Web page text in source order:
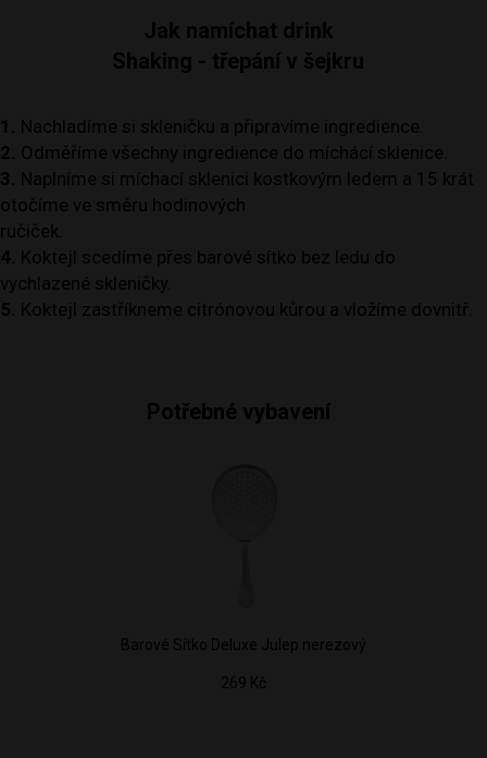
Jak namíchat drink
Shaking - třepání v šejkru
1. Nachladíme si skleničku a připravíme ingredience.
2. Odměříme všechny ingredience do míchácí sklenice.
3. Naplníme si míchací sklenici kostkovým ledem a 15 krát
otočíme ve směru hodinových
ručiček.
4. Koktejl scedíme přes barové sítko bez ledu do
vychlazené skleničky.
5. Koktejl zastříkneme citrónovou kůrou a vložíme dovnitř.
Potřebné vybavení
Barové Sítko Deluxe Julep nerezový
269 Kč